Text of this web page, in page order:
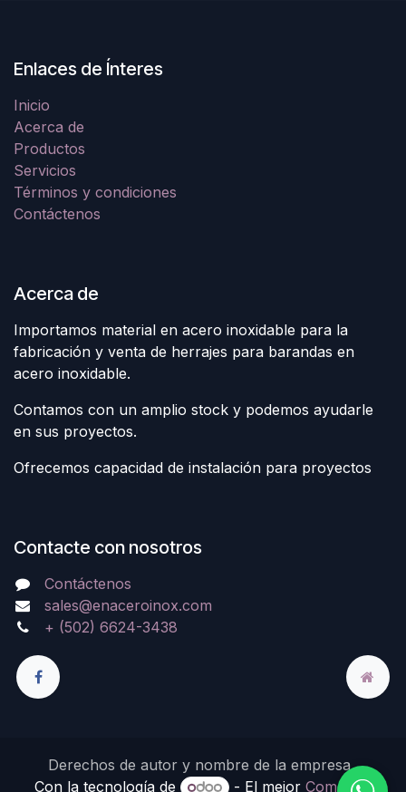
Enlaces de Ínteres
Inicio
Acerca de
Productos
Servicios
Términos y condiciones
Contáctenos
Acerca de
Importamos material en acero inoxidable para la
fabricación y venta de herrajes para barandas en
acero inoxidable.
Contamos con un amplio stock y podemos ayudarle
en sus proyectos.
Ofrecemos capacidad de instalación para proyectos
Contacte con nosotros
Contáctenos
sales@enaceroinox.com
+ (502) 6624-3438
Derechos de autor y nombre de la empresa
Con la tecnología de
- El mejorComercio